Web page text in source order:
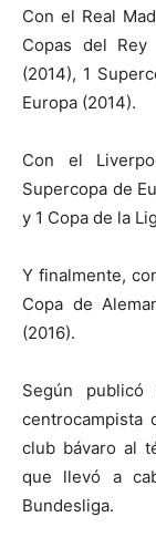
Con el Real
Copas del Rey
(2014), 1
Europa (2014).
Con el
Supercopa de
y 1 Copa de la
Y finalmente,
Copa de
(2016).
Según
centrocampista
club bávaro al
que llevó a
Bundesliga.